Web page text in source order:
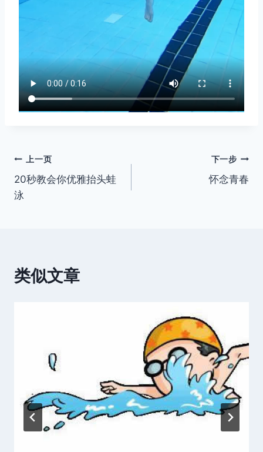
文
章
上一页
20秒教会你优雅抬头蛙
泳
下一步
怀念青春
类似文章